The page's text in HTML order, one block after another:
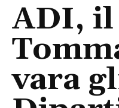
ADI, il
vara